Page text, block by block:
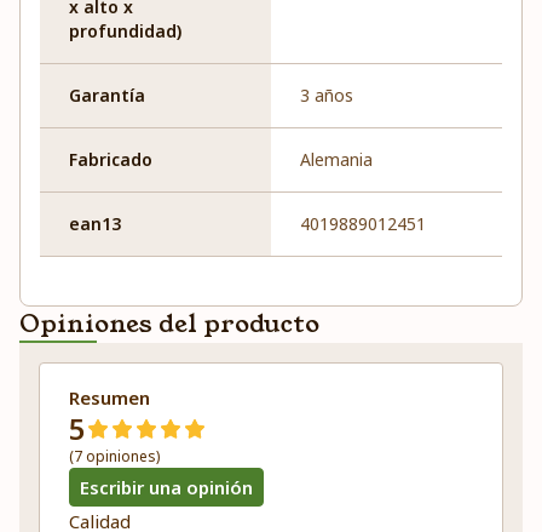
x alto x
profundidad)
Garantía 3 años
Fabricado Alemania
ean13 4019889012451
Opiniones del producto
Resumen
5
(7 opiniones)
Escribir una opinión
Calidad